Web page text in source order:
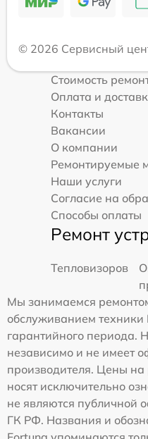
© 2026 Сервисный
Стоимость
Оплата и
Контакты
Вакансии
О компании
Ремонтируемые
Наши услуги
Согласие на
Способы оплаты
Ремонт
Тепловизоров
Мы занимаемся
обслуживанием техники
гарантийного периода.
независимо и не имеет
производителя. Цены на
носят исключительно
не являются публичной
ГК РФ. Названия и